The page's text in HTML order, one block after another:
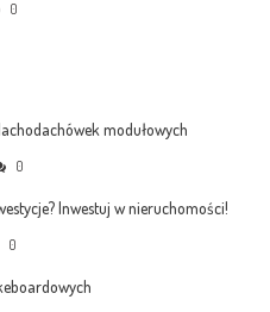
0
modułowych
0
Inwestuj w nieruchomości!
0